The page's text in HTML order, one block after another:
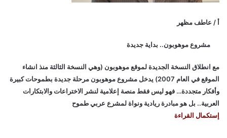
أ / عاطف مظهر
مشروع موهوبون.. بداية جديدة
مع انطلاق النسخة الجديدة لموقع موهوبون (وهي النسخة الثالثة منذ انشاء
الموقع في العام 2007) يدخل مشروع موهوبون مرحلة جديدة بطموحات كبيرة
وأفكار متجددة… فهو ليس فقط منصة إعلامية لنشر الاختراعات والابتكارات
العربية.. بل هو مبادرة ريادية ونواة لمشرع عربي طموح
إستكمال القراءة